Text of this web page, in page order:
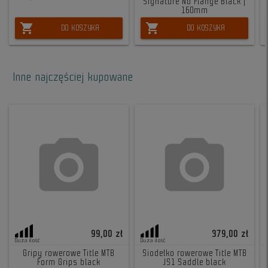
shopping_cart DO KOSZYKA
160mm
shopping_cart DO KOSZYKA
Inne najczęściej kupowane
Duża ilość
99,00 zł
Gripy rowerowe Title MTB
Form Grips black
Duża ilość
379,00 zł
Siodełko rowerowe Title MTB
JS1 Saddle black